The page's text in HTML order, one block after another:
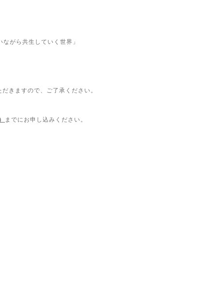
がら共生していく世界」
きますので、ご了承ください。
までにお申し込みください。